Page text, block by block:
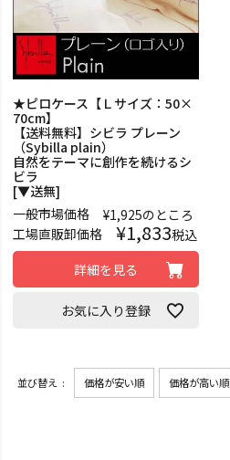
★ピロケース【Ｌサイズ：50×
70cm】
【送料無料】シビラ プレーン
（Sybilla plain）
自然をテーマに創作を続けるシ
ビラ
[▼送無]
一般市場価格
¥1,925のところ
工場直販卸価格
¥1,833税込
詳細を見る
お気に入り登録
並び替え 価格が安い順 価格が高い順